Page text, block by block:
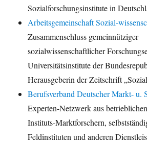
Sozialforschungsinstitute in
Arbeitsgemeinschaft Sozial-
Zusammenschluss gemeinnütziger
sozialwissenschaftlicher
Universitätsinstitute der
Herausgeberin der Zeitschrift
Berufsverband Deutscher Markt- u.
Experten-Netzwerk aus
Instituts-Marktforschern,
Feldinstituten und anderen